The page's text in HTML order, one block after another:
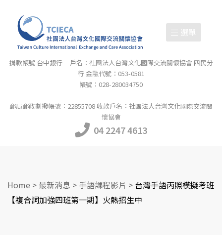
選單
捐款帳號 台中銀行 戶名：社團法人台灣文化國際交流關懷協會 四民分
行 金融代號：053-0581
帳號：028-280034750
郵局郵政劃撥帳號：22855708 收款戶名：社團法人台灣文化國際交流關
懷協會
04 2247 4613
Home > 最新消息 > 手語課程影片 > 台灣手語丙照模擬考班
【複合詞加強四班第一期】火熱招生中